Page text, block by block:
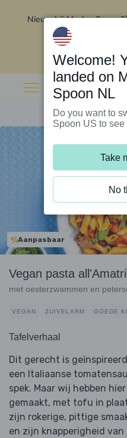
Nieuw bij Marley Spoon?
Aanpasbaar
Vegan pasta
met oesterzwammen en
VEGAN ZUIVELARM GOEDE
Tafelverhaal
Dit gerecht is
een Italiaanse
spek. Maar wij hebben
gemaakt, met tofu in
zijn rokerige, pittige
en zijn knapperigheid van
Welcome!
landed on
Spoon NL
Do you want to
Spoon US to
Take
No